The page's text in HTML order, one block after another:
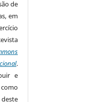
de
em
.
e